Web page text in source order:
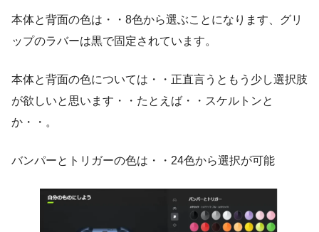
本体と背面の色は・・8色から選ぶことになります、グリ
ップのラバーは黒で固定されています。
本体と背面の色については・・正直言うともう少し選択肢
が欲しいと思います・・たとえば・・スケルトンと
か・・。
バンパーとトリガーの色は・・24色から選択が可能